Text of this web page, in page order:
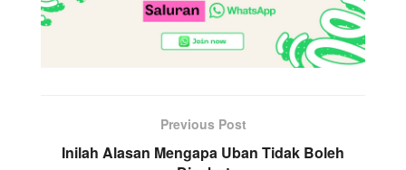
Previous Post
Inilah Alasan Mengapa Uban Tidak Boleh